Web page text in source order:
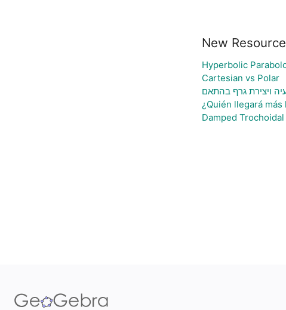
New
Hyperbolic
Cartesian vs Polar
ויצירת גרף בהתאם
¿Quién llegará
Damped